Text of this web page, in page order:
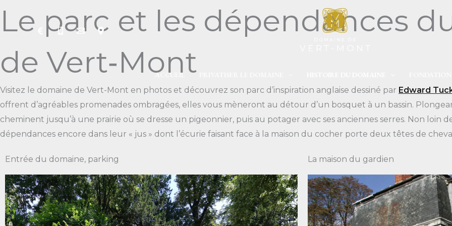
ACCUEIL
Le parc et les dépendances
de Vert‑Mont
Visitez le domaine de Vert-Mont en photos et découvrez son parc d’inspiration anglaise dessiné par Edward
offrent d’agréables promenades ombragées, elles vous mèneront au détour d’un bosquet à un bassin.
cheminent jusqu’à une prairie où se dresse un pigeonnier, puis au potager avec ses anciennes serres. Non loin
dépendances encore dans leur « jus » dont l’écurie faisant face à la maison du cocher porte deux têtes de
Entrée du domaine, parking La maison du gardien